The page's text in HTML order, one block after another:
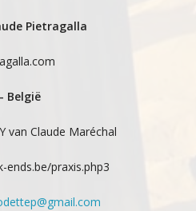
Pietragalla
België
van Claude Maréchal
ends.be/praxis.php3